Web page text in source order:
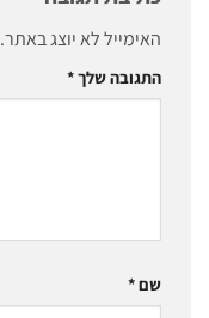
האימייל לא יוצג באתר.
התגובה שלך*
שם*